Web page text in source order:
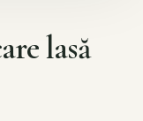
lasă